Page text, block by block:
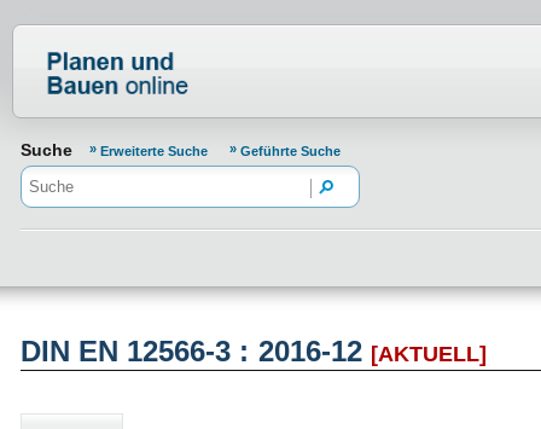
Suche Erweiterte Suche Geführte Suche
DIN EN 12566-3 : 2016-12 [AKTUELL]